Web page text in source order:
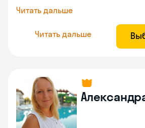
Читать дальше
Читать дальше